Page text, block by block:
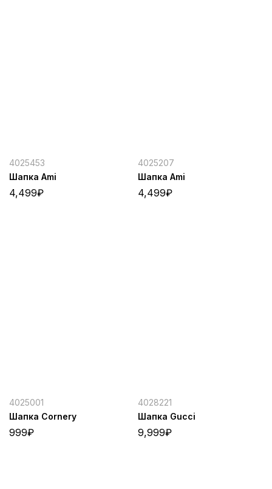
4025453
Шапка Ami
4,499₽
4025207
Шапка Ami
4,499₽
4025001
Шапка Cornery
999₽
4028221
Шапка Gucci
9,999₽